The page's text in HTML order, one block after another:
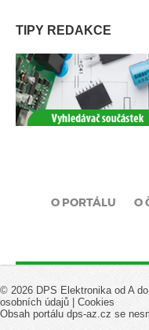
TIPY REDAKCE
O PORTÁLU O
© 2026 DPS Elektronika od A do
osobních údajů
Cookies
Obsah portálu dps-az.cz se